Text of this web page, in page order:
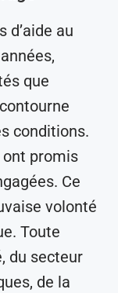
d’aide au
que
conditions.
promis
Ce
volonté
Toute
du secteur
de la